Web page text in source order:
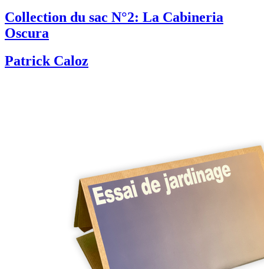
Collection du sac N°2: La Cabineria
Oscura
Patrick Caloz